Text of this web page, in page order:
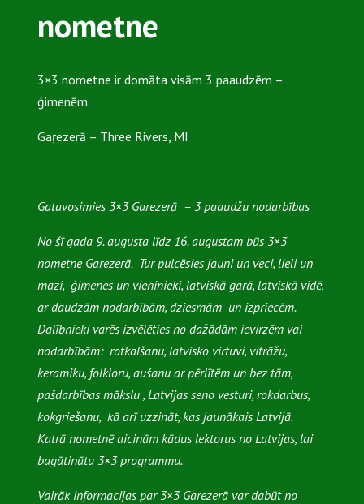
nometne
3×3 nometne ir domāta visām 3 paaudzēm –
ģimenēm.
Gaŗezerā – Three Rivers, MI
Gatavosimies 3×3 Garezerā – 3 paaudžu nodarbības
No šī gada 9. augusta līdz 16. augustam būs 3×3
nometne Garezerā. Tur pulcēsies jauni un veci, lieli un
mazi, ģimenes un vieninieki, latviskā garā, latviskā vidē,
ar daudzām nodarbībām, dziesmām un izpriecēm.
Dalībnieki varēs izvēlēties no dažādām ievirzēm vai
nodarbībām: rotkalšanu, latvisko virtuvi, vitrāžu,
keramiku, folkloru, aušanu ar pērlītēm un bez tām,
pašdarbības mākslu , Latvijas seno vesturi, rokdarbus,
kokgriešanu, kā arī uzzināt, kas jaunākais Latvijā.
Katrā nometnē aicinām kādus lektorus no Latvijas, lai
bagātinātu 3×3 programmu.
Vairāk informacijas par 3×3 Garezerā var dabūt no